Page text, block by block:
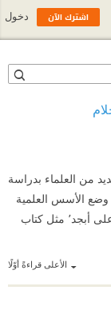
من العلماء بدراسة
وضع الأسس العلمية
لتفسير الأحلام. تصفّح واقرأ أبرز كتب تفسير الأحلام على أبجد٬ مثل كتاب
الأعلى قراءةً أوّلًا
اشترك الآن دخول